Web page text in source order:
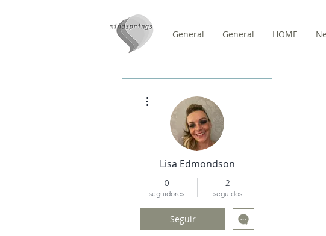
General General HOME
Lisa Edmondson
0
seguidores
2
seguidos
Seguir